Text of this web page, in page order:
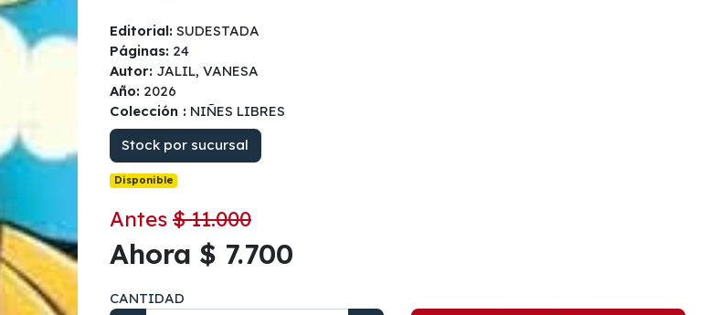
Editorial: SUDESTADA
Páginas: 24
Autor: JALIL, VANESA
Año: 2026
Colección : NIÑES LIBRES
Stock por sucursal
Disponible
Antes $ 11.000
Ahora $ 7.700
CANTIDAD